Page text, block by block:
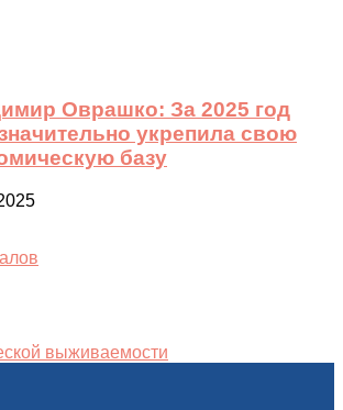
Оврашко: За 2025 год
укрепила свою
базу
выживаемости